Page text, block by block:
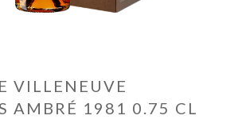
Maan's Jenever
VILLENEUVE
AMBRÉ 1981 0.75 CL